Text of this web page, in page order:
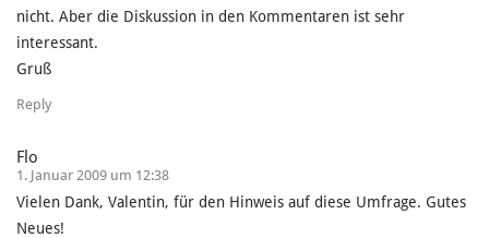
nicht. Aber die Diskussion in den Kommentaren ist sehr
interessant.
Gruß
Reply
Flo
1. Januar 2009 um 12:38
Vielen Dank, Valentin, für den Hinweis auf diese Umfrage. Gutes
Neues!